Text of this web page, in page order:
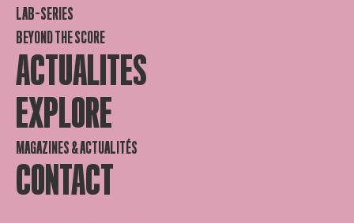
LAB-SERIES
BEYOND THE SCORE
ACTUALITES
EXPLORE
MAGAZINES & ACTUALITÉS
CONTACT